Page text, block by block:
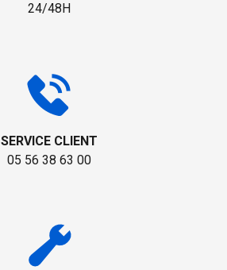
24/48H
SERVICE CLIENT
05 56 38 63 00